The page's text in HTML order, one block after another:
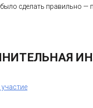
сделать правильно